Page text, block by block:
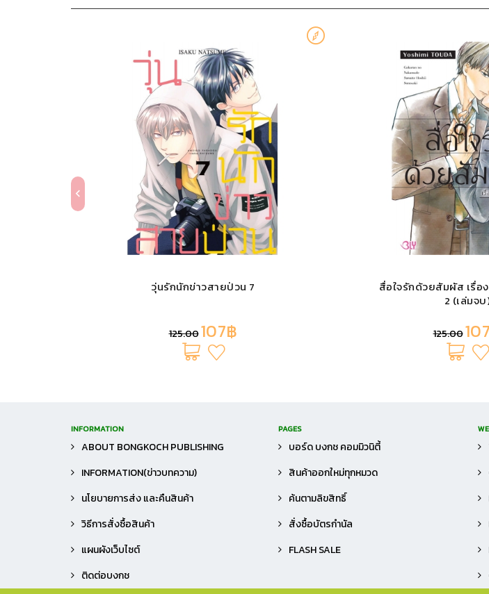
วุ่นรักนักข่าวสายป่วน 7
125.00107฿
สื่อใจรักด้วยสัมผัส เรื่อ
2 (เล่มจ
125.00
INFORMATION
ABOUT BONGKOCH PUBLISHING
INFORMATION(ข่าวบทความ)
นโยบายการส่ง และคืนสินค้า
วิธีการสั่งซื้อสินค้า
แผนผังเว็บไซต์
ติดต่อบงกช
PAGES
บอร์ด บงกช คอมมิวนิตี้
สินค้าออกใหม่ทุกหมวด
ค้นตามลิขสิทธิ์
สั่งซื้อบัตรกำนัล
FLASH SALE